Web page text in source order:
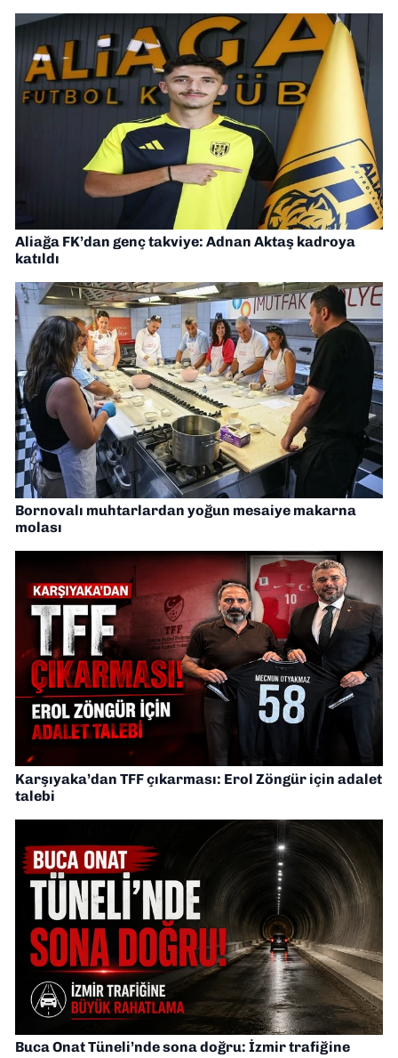
Aliağa FK’dan genç takviye: Adnan Aktaş kadroya
katıldı
Bornovalı muhtarlardan yoğun mesaiye makarna
molası
Karşıyaka’dan TFF çıkarması: Erol Zöngür için adalet
talebi
Buca Onat Tüneli’nde sona doğru: İzmir trafiğine